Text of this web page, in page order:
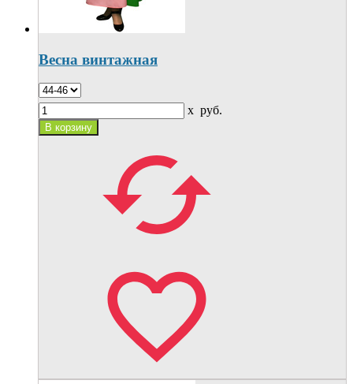
Весна винтажная
x руб.